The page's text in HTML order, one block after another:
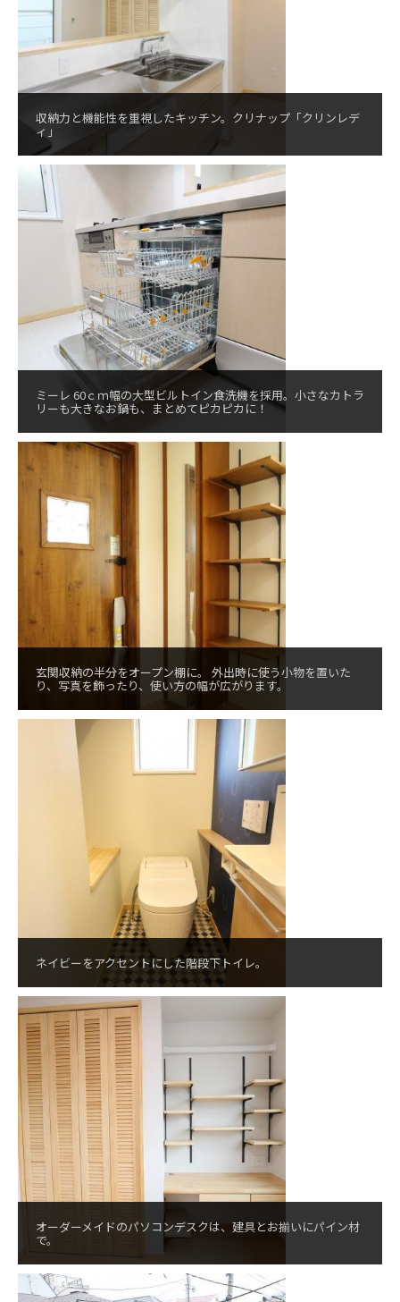
収納力と機能性を重視したキッチン。クリナップ「クリンレデ
ィ」
ミーレ 60ｃｍ幅の大型ビルトイン食洗機を採用。小さなカトラ
リーも大きなお鍋も、まとめてピカピカに！
玄関収納の半分をオープン棚に。 外出時に使う小物を置いた
り、写真を飾ったり、使い方の幅が広がります。
ネイビーをアクセントにした階段下トイレ。
オーダーメイドのパソコンデスクは、建具とお揃いにパイン材
で。